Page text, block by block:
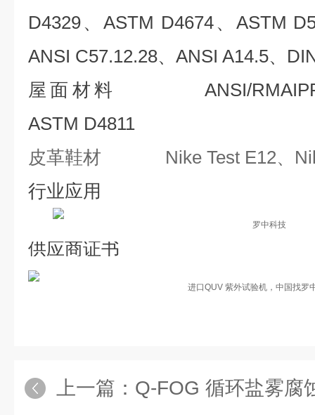
D4329、ASTM D4674、ASTM
ANSI C57.12.28、ANSI A14.5、
屋面材料 ANSI/RMAIPR-
ASTM D4811
皮革鞋材 Nike Test E12、
行业应用
供应商证书
上一篇： Q-FOG 循环盐雾腐